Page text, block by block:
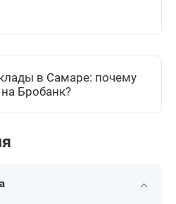
в Самаре: почему
Бробанк?